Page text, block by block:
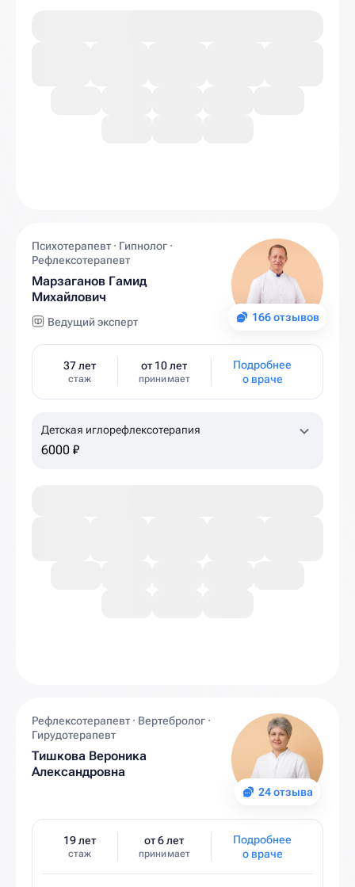
166 отзывов
Психотерапевт · Гипнолог ·
Рефлексотерапевт
Марзаганов Гамид
Михайлович
Ведущий эксперт
37 лет
стаж
от 10 лет
принимает
Подробнее
о враче
Детская иглорефлексотерапия
6000 ₽
24 отзыва
Рефлексотерапевт · Вертебролог ·
Гирудотерапевт
Тишкова Вероника
Александровна
19 лет
стаж
от 6 лет
принимает
Подробнее
о враче